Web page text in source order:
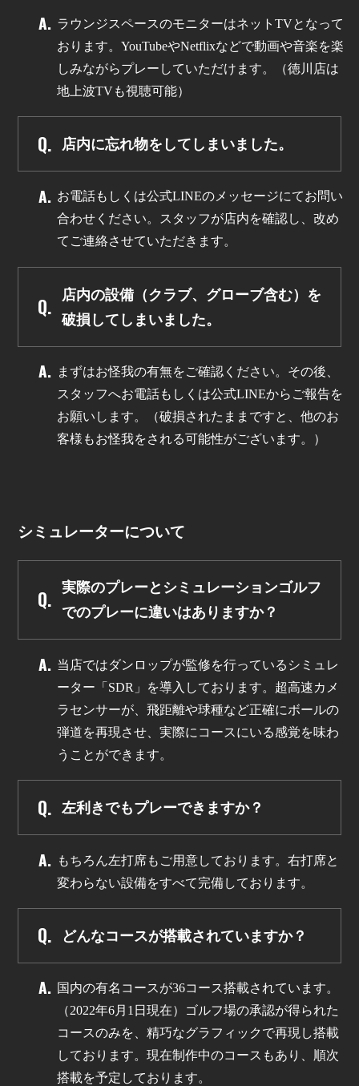
ラウンジスペースのモニターはネットTVとなって
おります。YouTubeやNetflixなどで動画や音楽を楽
しみながらプレーしていただけます。（徳川店は
地上波TVも視聴可能）
店内に忘れ物をしてしまいました。
お電話もしくは公式LINEのメッセージにてお問い
合わせください。スタッフが店内を確認し、改め
てご連絡させていただきます。
店内の設備（クラブ、グローブ含む）を
破損してしまいました。
まずはお怪我の有無をご確認ください。その後、
スタッフへお電話もしくは公式LINEからご報告を
お願いします。（破損されたままですと、他のお
客様もお怪我をされる可能性がございます。）
シミュレーターについて
実際のプレーとシミュレーションゴルフ
でのプレーに違いはありますか？
当店ではダンロップが監修を行っているシミュレ
ーター「SDR」を導入しております。超高速カメ
ラセンサーが、飛距離や球種など正確にボールの
弾道を再現させ、実際にコースにいる感覚を味わ
うことができます。
左利きでもプレーできますか？
もちろん左打席もご用意しております。右打席と
変わらない設備をすべて完備しております。
どんなコースが搭載されていますか？
国内の有名コースが36コース搭載されています。
（2022年6月1日現在）ゴルフ場の承認が得られた
コースのみを、精巧なグラフィックで再現し搭載
しております。現在制作中のコースもあり、順次
搭載を予定しております。